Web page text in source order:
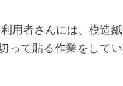
用者さんには、模造紙
って貼る作業をしてい